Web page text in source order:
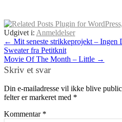
Udgivet i: Anmeldelser
← Mit seneste strikkeprojekt – Ingen
Sweater fra Petitknit
Movie Of The Month – Little →
Skriv et svar
Din e-mailadresse vil ikke blive
felter er markeret med *
Kommentar *